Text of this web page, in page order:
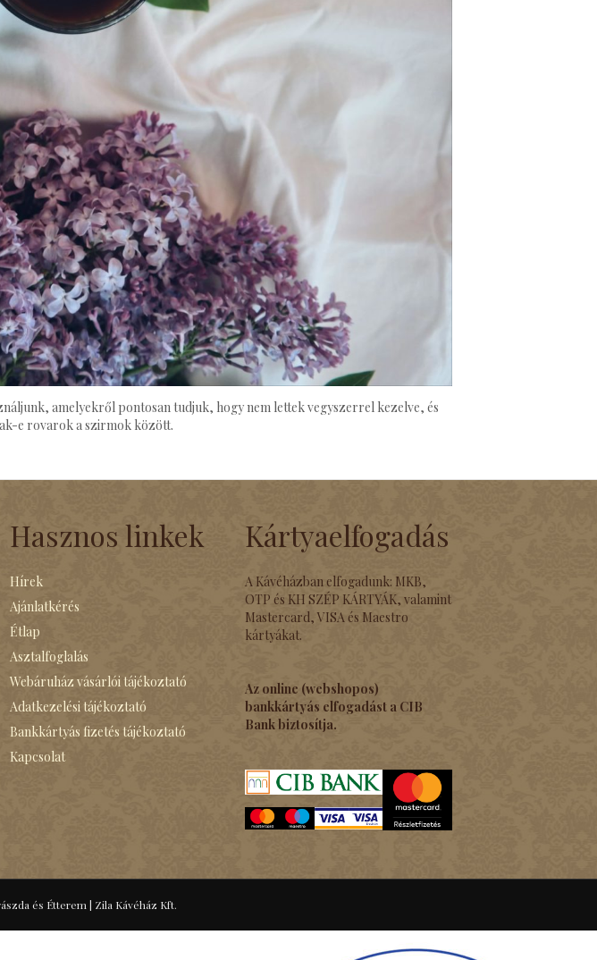
amelyekről pontosan tudjuk, hogy nem lettek vegyszerrel kezelve, és
e rovarok a szirmok között.
Hasznos linkek
Hírek
Ajánlatkérés
Étlap
Asztalfoglalás
Webáruház vásárlói tájékoztató
Adatkezelési tájékoztató
Bankkártyás fizetés tájékoztató
Kapcsolat
Kártyaelfogadás
A Kávéházban elfogadunk: MKB,
OTP és KH SZÉP KÁRTYÁK, valamint
Mastercard, VISA és Maestro
kártyákat.
Az online (webshopos)
bankkártyás elfogadást a CIB
Bank biztosítja.
és Étterem | Zila Kávéház Kft.